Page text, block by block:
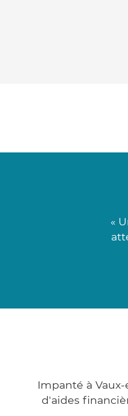
«
Impanté à
d'aides